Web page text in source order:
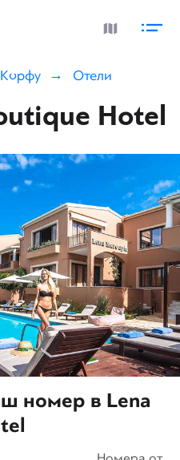
Корфу Отели
Hotel
номер в Lena